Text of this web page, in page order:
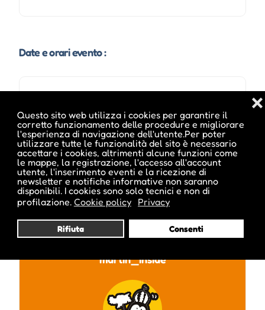
Questo sito web utilizza i cookies per garantire il
corretto funzionamento delle procedure e migliorare
l'esperienza di navigazione dell'utente.Per poter
utilizzare tutte le funzionalità del sito è necessario
accettare i cookies, altrimenti alcune funzioni come
le mappe, la registrazione, l'accesso all'account
utente, l'inserimento eventi e la ricezione di
newsletter e notifiche informative non saranno
disponibili. I cookies sono solo tecnici e non di
profilazione. Cookie policy Privacy
Rifiuta Consenti
❌
Date e orari evento :
Pubblicato da :
martin_inside